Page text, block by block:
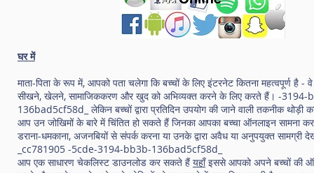
घर में
माता-पिता के रूप में, आपको पता चलेगा कि बच्चों के लिए इंटरनेट कितना महत्वपूर्ण है -
सीखने, खेलने, सामाजिककरण और खुद को अभिव्यक्त करने के लिए करते हैं। -3194-
136bad5cf58d_ लेकिन बच्चों द्वारा प्रतिदिन उपयोग की जाने वाली तकनीक
आप उन जोखिमों के बारे में चिंतित हो सकते हैं जिनका आपका बच्चा ऑनलाइन सामना
डराना-धमकाना, अजनबियों से संपर्क करना या उनके द्वारा अवैध या अनुपयुक्त सामग्री
_cc781905 -5cde-3194-bb3b-136bad5cf58d_
आप एक साधारण चेकलिस्ट डाउनलोड कर सकते हैंयहाँइससे आपको अपने बच्चों की